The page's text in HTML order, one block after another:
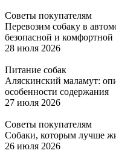
Советы покупателям
Перевозим собаку в
безопасной и комфортной
28 июля 2026
Питание собак
Аляскинский маламут:
особенности содержания
27 июля 2026
Советы покупателям
Собаки, которым лучше
26 июля 2026